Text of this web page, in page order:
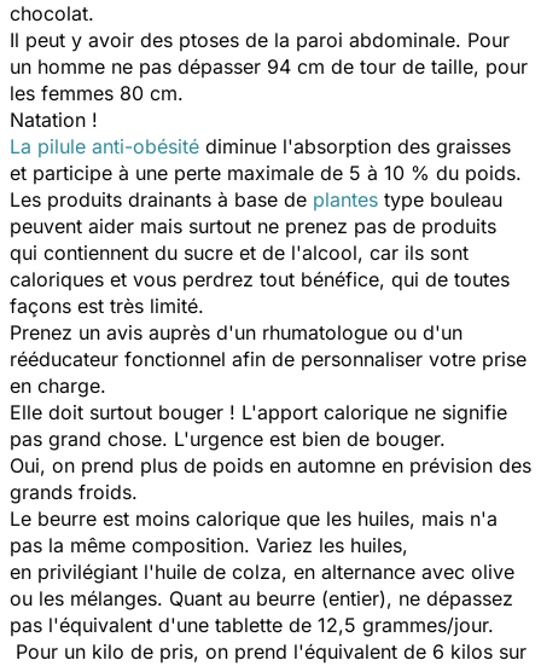
chocolat.
Il peut y avoir des ptoses de la paroi abdominale. Pour
un homme ne pas dépasser 94 cm de tour de taille, pour
les femmes 80 cm.
Natation !
La pilule anti-obésité diminue l'absorption des graisses
et participe à une perte maximale de 5 à 10 % du poids.
Les produits drainants à base de plantes type bouleau
peuvent aider mais surtout ne prenez pas de produits
qui contiennent du sucre et de l'alcool, car ils sont
caloriques et vous perdrez tout bénéfice, qui de toutes
façons est très limité.
Prenez un avis auprès d'un rhumatologue ou d'un
rééducateur fonctionnel afin de personnaliser votre prise
en charge.
Elle doit surtout bouger ! L'apport calorique ne signifie
pas grand chose. L'urgence est bien de bouger.
Oui, on prend plus de poids en automne en prévision des
grands froids.
Le beurre est moins calorique que les huiles, mais n'a
pas la même composition. Variez les huiles,
en privilégiant l'huile de colza, en alternance avec olive
ou les mélanges. Quant au beurre (entier), ne dépassez
pas l'équivalent d'une tablette de 12,5 grammes/jour.
Pour un kilo de pris, on prend l'équivalent de 6 kilos sur